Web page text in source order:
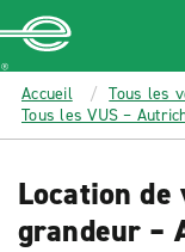
MAIN
CONTENT
Enterprise
Accueil
Tous les
Tous les VUS –
Location de
grandeur –